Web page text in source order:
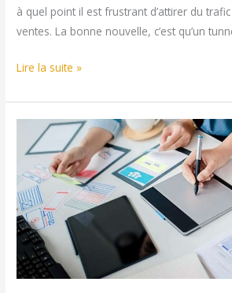
à quel point il est frustrant d’attirer du
ventes. La bonne nouvelle, c’est qu’un
Tunnel
vente
optimisé
d’un
business
qui
tourne
Lire la suite »